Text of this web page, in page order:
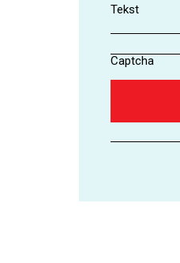
Tekst
Captcha